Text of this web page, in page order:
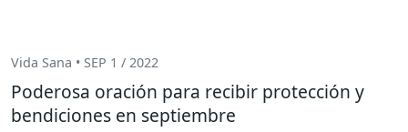
Vida Sana • SEP 1 / 2022
Poderosa oración para recibir protección y
bendiciones en septiembre